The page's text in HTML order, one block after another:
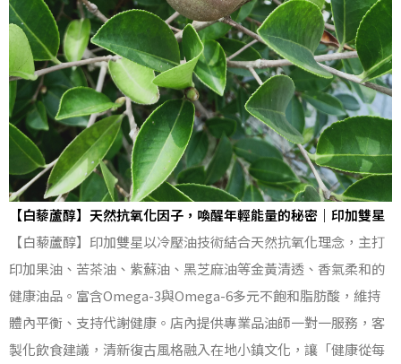
【白藜蘆醇】天然抗氧化因子，喚醒年輕能量的秘密｜印加雙星
【白藜蘆醇】印加雙星以冷壓油技術結合天然抗氧化理念，主打
印加果油、苦茶油、紫蘇油、黑芝麻油等金黃清透、香氣柔和的
健康油品。富含Omega-3與Omega-6多元不飽和脂肪酸，維持
體內平衡、支持代謝健康。店內提供專業品油師一對一服務，客
製化飲食建議，清新復古風格融入在地小鎮文化，讓「健康從每